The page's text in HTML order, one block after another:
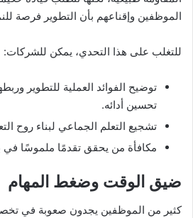
الموظفين وإقناعهم بأن التطوير فرصة
للتغلب على هذا التحدي، يمكن للشركات:
توضيح الفوائد العملية للتطوير
تحسين أدائه.
تشجيع التعلم الجماعي لبناء روح
مكافأة من يحقق تقدمًا ملموسًا في
ضيق الوقت وضغط المهام
كثير من الموظفين يجدون صعوبة في